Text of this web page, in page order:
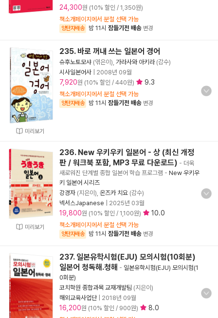
24,300원 (10% 할인 / 1,350원)
책소개페이지에서 분철 선택 가능
양탄자배송 밤 11시 잠들기전 배송 변경
미리보기
235. 바로 꺼내 쓰는 일본어 경어
슈후노토모샤 (엮은이), 가라사와 아키라(감수)
시사일본어사
2008년 09월
7,920원 (10% 할인 / 440원) 9.3
책소개페이지에서 분철 선택 가능
양탄자배송 밤 11시 잠들기전 배송 변경
미리보기
236. New 우키우키 일본어 - 상 (최신 개정
판 / 워크북 포함, MP3 무료 다운로드) - 더욱
새로워진 단계별 종합 일본어 학습 프로그램 - New 우키우
키 일본어 시리즈
강경자 (지은이), 온즈카 치요 (감수)
넥서스Japanese
2025년 03월
19,800원 (10% 할인 / 1,100원) 10.0
책소개페이지에서 분철 선택 가능
양탄자배송 밤 11시 잠들기전 배송 변경
237. 일본유학시험(EJU) 모의시험(10회분)
일본어 청독해.청해 - 일본유학시험(EJU) 모의시험(1
0회분)
코치학원 종합과목 교재개발팀 (지은이)
해외교육사업단| 2018년 09월
16,200원 (10% 할인 / 900원) 8.0